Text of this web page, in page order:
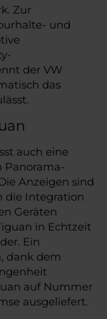
Zur
und
der VW
das
auch eine
Panorama-
Anzeigen sind
die Integration
Geräten
in Echtzeit
Ein
dank dem
auf Nummer
ausgeliefert.